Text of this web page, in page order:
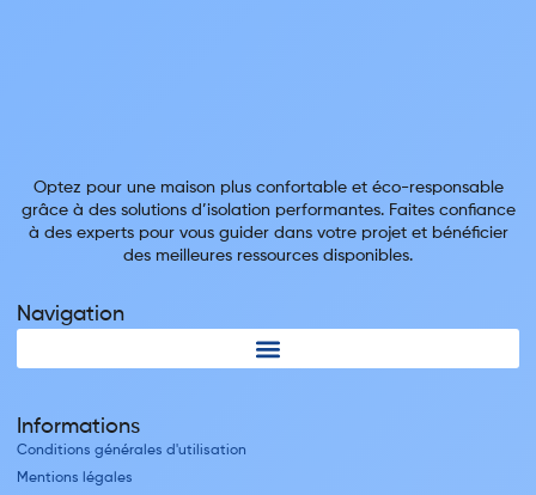
Optez pour une maison plus confortable et éco-responsable
grâce à des solutions d’isolation performantes. Faites confiance
à des experts pour vous guider dans votre projet et bénéficier
des meilleures ressources disponibles.
Navigation
Informations
Conditions générales d'utilisation
Mentions légales